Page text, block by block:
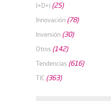
I+D+i (25)
Innovación (78)
Inversión (30)
Otros (142)
Tendencias (616)
TIC (363)